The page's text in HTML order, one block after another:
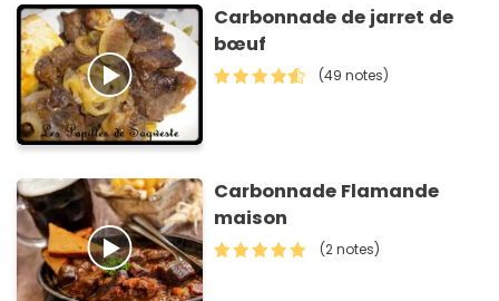
Carbonnade de jarret de
bœuf
(49 notes)
Carbonnade Flamande
maison
(2 notes)